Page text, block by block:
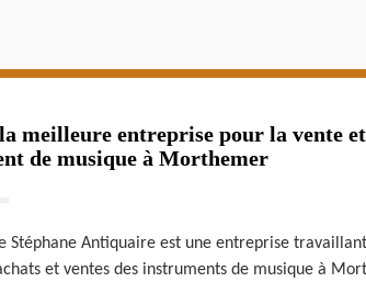
meilleure entreprise pour la vente
de musique à Morthemer
Stéphane Antiquaire est une entreprise
et ventes des instruments de musique à